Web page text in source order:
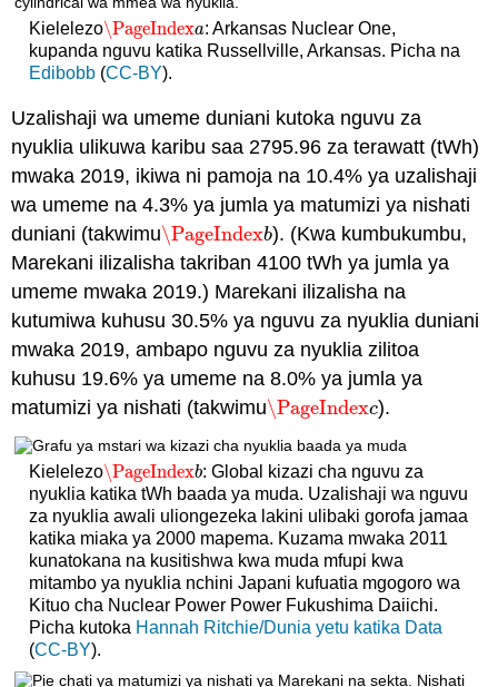
Kielelezo\PageIndexa
\PageIndexa: Arkansas Nuclear One,
kupanda nguvu katika Russellville, Arkansas. Picha na
Edibobb(CC-BY).
Uzalishaji wa umeme duniani kutoka nguvu za
nyuklia ulikuwa karibu saa 2795.96 za terawatt (tWh)
mwaka 2019, ikiwa ni pamoja na 10.4% ya uzalishaji
wa umeme na 4.3% ya jumla ya matumizi ya nishati
duniani (takwimu\PageIndexb
\PageIndexb). (Kwa kumbukumbu,
Marekani ilizalisha takriban 4100 tWh ya jumla ya
umeme mwaka 2019.) Marekani ilizalisha na
kutumiwa kuhusu 30.5% ya nguvu za nyuklia duniani
mwaka 2019, ambapo nguvu za nyuklia zilitoa
kuhusu 19.6% ya umeme na 8.0% ya jumla ya
matumizi ya nishati (takwimu\PageIndexc
\PageIndexc).
Kielelezo\PageIndexb
\PageIndexb: Global kizazi cha nguvu za
nyuklia katika tWh baada ya muda. Uzalishaji wa nguvu
za nyuklia awali uliongezeka lakini ulibaki gorofa jamaa
katika miaka ya 2000 mapema. Kuzama mwaka 2011
kunatokana na kusitishwa kwa muda mfupi kwa
mitambo ya nyuklia nchini Japani kufuatia mgogoro wa
Kituo cha Nuclear Power Power Fukushima Daiichi.
Picha kutoka Hannah Ritchie/Dunia yetu katika Data
(CC-BY).